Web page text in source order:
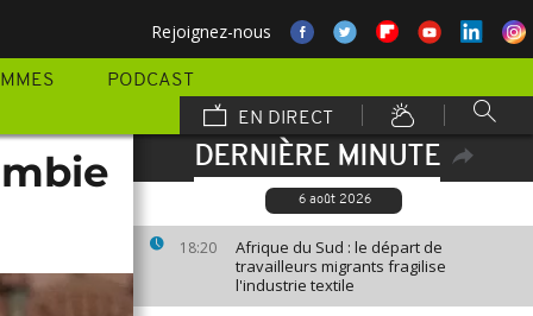
Rejoignez-nous
PODCAST
EN DIRECT
DERNIÈRE MINUTE
6 août 2026
18:20
Afrique du Sud : le départ de
travailleurs migrants fragilise
l'industrie textile